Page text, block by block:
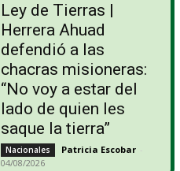
Ley de Tierras |
Herrera Ahuad
defendió a las
chacras misioneras:
“No voy a estar del
lado de quien les
saque la tierra”
Nacionales Patricia Escobar -
04/08/2026